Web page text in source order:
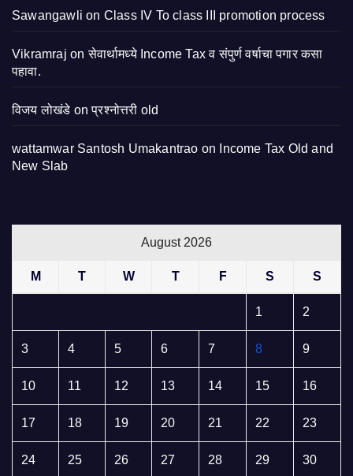
Sawangawli on Class IV To class III promotion process
Vikramraj onसेवार्थामध्ये Income Tax व संपुर्ण वर्षाचा पगार कसा
पहावा.
विजय लोखंडे onप्रश्नोत्तरी old
wattamwar Santosh Umakantrao on
Income Tax Old and
New Slab
August 2026
M T W T F S S
1 2
3 4 5 6 7 8 9
10 11 12 13 14 15 16
17 18 19 20 21 22 23
24 25 26 27 28 29 30